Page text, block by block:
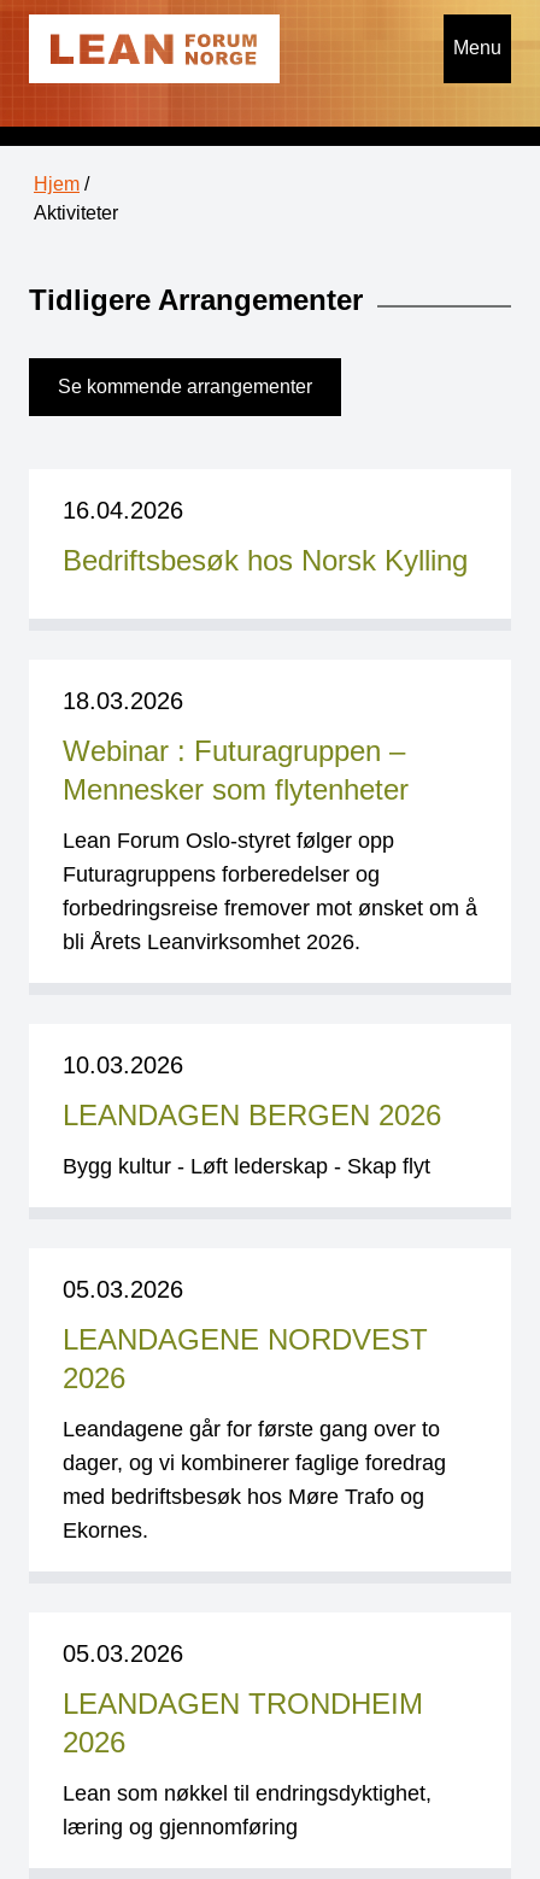
Menu
Hjem /
Aktiviteter
Tidligere Arrangementer
Se kommende arrangementer
16.04.2026
Bedriftsbesøk hos Norsk Kylling
18.03.2026
Webinar : Futuragruppen –
Mennesker som flytenheter
Lean Forum Oslo-styret følger opp
Futuragruppens forberedelser og
forbedringsreise fremover mot ønsket om å
bli Årets Leanvirksomhet 2026.
10.03.2026
LEANDAGEN BERGEN 2026
Bygg kultur - Løft lederskap - Skap flyt
05.03.2026
LEANDAGENE NORDVEST
2026
Leandagene går for første gang over to
dager, og vi kombinerer faglige foredrag
med bedriftsbesøk hos Møre Trafo og
Ekornes.
05.03.2026
LEANDAGEN TRONDHEIM
2026
Lean som nøkkel til endringsdyktighet,
læring og gjennomføring